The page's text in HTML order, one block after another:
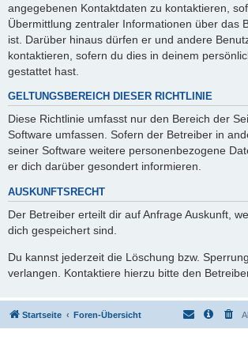
angegebenen Kontaktdaten zu kontaktieren,
Übermittlung zentraler Informationen über das
ist. Darüber hinaus dürfen er und andere
kontaktieren, sofern du dies in deinem
gestattet hast.
GELTUNGSBEREICH DIESER RICHTLINIE
Diese Richtlinie umfasst nur den Bereich der
Software umfassen. Sofern der Betreiber in
seiner Software weitere personenbezogene
er dich darüber gesondert informieren.
AUSKUNFTSRECHT
Der Betreiber erteilt dir auf Anfrage Auskunft,
dich gespeichert sind.
Du kannst jederzeit die Löschung bzw.
verlangen. Kontaktiere hierzu bitte den
Startseite Foren-Übersicht